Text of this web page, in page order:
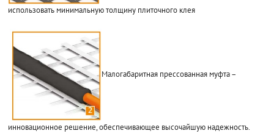
использовать минимальную толщину плиточного клея
Малогабаритная прессованная муфта –
инновационное решение, обеспечивающее высочайшую надежность.